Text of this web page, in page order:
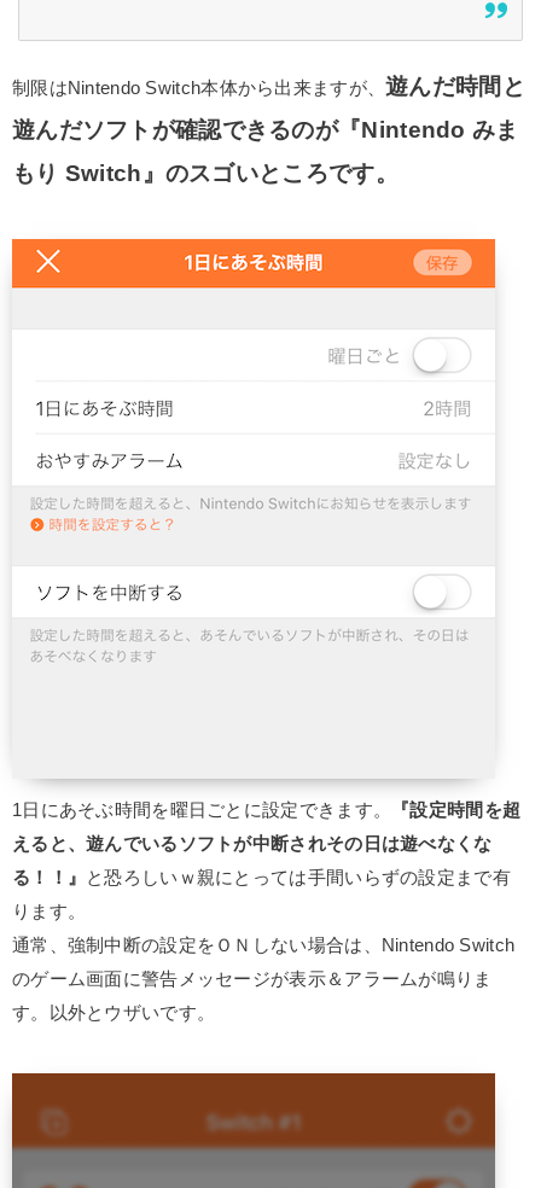
制限はNintendo Switch本体から出来ますが、遊んだ時間と
遊んだソフトが確認できるのが『Nintendo みま
もり Switch』のスゴいところです。
1日にあそぶ時間を曜日ごとに設定できます。
『設定時間を超
えると、遊んでいるソフトが中断されその日は遊べなくな
る！！』
と恐ろしいｗ親にとっては手間いらずの設定まで有
ります。
通常、強制中断の設定をＯＮしない場合は、Nintendo Switch
のゲーム画面に警告メッセージが表示＆アラームが鳴りま
す。以外とウザいです。